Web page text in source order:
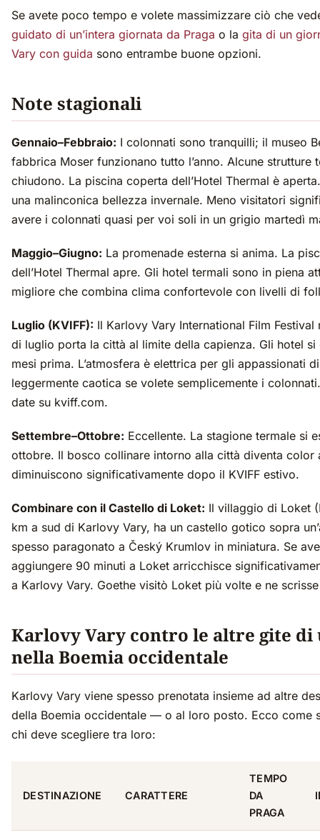
Se avete poco tempo e volete massimizzare ciò che
guidato di un’intera giornata da Praga o la gita di un
Vary con guida sono entrambe buone opzioni.
Note stagionali
Gennaio–Febbraio: I colonnati sono tranquilli; il museo
fabbrica Moser funzionano tutto l’anno. Alcune strutture
chiudono. La piscina coperta dell’Hotel Thermal è
una malinconica bellezza invernale. Meno visitatori
avere i colonnati quasi per voi soli in un grigio martedì
Maggio–Giugno: La promenade esterna si anima. La
dell’Hotel Thermal apre. Gli hotel termali sono in piena
migliore che combina clima confortevole con livelli di
Luglio (KVIFF): Il Karlovy Vary International Film
di luglio porta la città al limite della capienza. Gli hotel si
mesi prima. L’atmosfera è elettrica per gli appassionati
leggermente caotica se volete semplicemente i
date su kviff.com.
Settembre–Ottobre: Eccellente. La stagione termale si
ottobre. Il bosco collinare intorno alla città diventa color
diminuiscono significativamente dopo il KVIFF estivo.
Combinare con il Castello di Loket: Il villaggio di Loket
km a sud di Karlovy Vary, ha un castello gotico sopra
spesso paragonato a Český Krumlov in miniatura. Se
aggiungere 90 minuti a Loket arricchisce
a Karlovy Vary. Goethe visitò Loket più volte e ne
Karlovy Vary contro le altre gite di
nella Boemia occidentale
Karlovy Vary viene spesso prenotata insieme ad altre
della Boemia occidentale — o al loro posto. Ecco come
chi deve scegliere tra loro:
DESTINAZIONE CARATTERE
TEMPO
DA
PRAGA